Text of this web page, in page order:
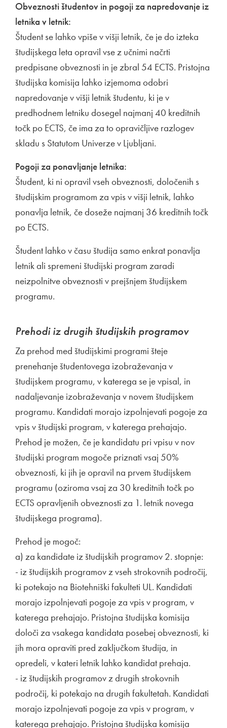
Obveznosti študentov in pogoji za napredovanje iz
letnika v letnik:
Študent se lahko vpiše v višji letnik, če je do izteka
študijskega leta opravil vse z učnimi načrti
predpisane obveznosti in je zbral 54 ECTS. Pristojna
študijska komisija lahko izjemoma odobri
napredovanje v višji letnik študentu, ki je v
predhodnem letniku dosegel najmanj 40 kreditnih
točk po ECTS, če ima za to opravičljive razlogev
skladu s Statutom Univerze v Ljubljani.
Pogoji za ponavljanje letnika:
Študent, ki ni opravil vseh obveznosti, določenih s
študijskim programom za vpis v višji letnik, lahko
ponavlja letnik, če doseže najmanj 36 kreditnih točk
po ECTS.
Študent lahko v času študija samo enkrat ponavlja
letnik ali spremeni študijski program zaradi
neizpolnitve obveznosti v prejšnjem študijskem
programu.
Prehodi iz drugih študijskih programov
Za prehod med študijskimi programi šteje
prenehanje študentovega izobraževanja v
študijskem programu, v katerega se je vpisal, in
nadaljevanje izobraževanja v novem študijskem
programu. Kandidati morajo izpolnjevati pogoje za
vpis v študijski program, v katerega prehajajo.
Prehod je možen, če je kandidatu pri vpisu v nov
študijski program mogoče priznati vsaj 50%
obveznosti, ki jih je opravil na prvem študijskem
programu (oziroma vsaj za 30 kreditnih točk po
ECTS opravljenih obveznosti za 1. letnik novega
študijskega programa).
Prehod je mogoč:
a) za kandidate iz študijskih programov 2. stopnje:
- iz študijskih programov z vseh strokovnih področij,
ki potekajo na Biotehniški fakulteti UL. Kandidati
morajo izpolnjevati pogoje za vpis v program, v
katerega prehajajo. Pristojna študijska komisija
določi za vsakega kandidata posebej obveznosti, ki
jih mora opraviti pred zaključkom študija, in
opredeli, v kateri letnik lahko kandidat prehaja.
- iz študijskih programov z drugih strokovnih
področij, ki potekajo na drugih fakultetah. Kandidati
morajo izpolnjevati pogoje za vpis v program, v
katerega prehajajo. Pristojna študijska komisija